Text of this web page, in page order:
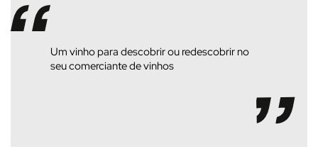
Um vinho para descobrir ou redescobrir no
seu comerciante de vinhos